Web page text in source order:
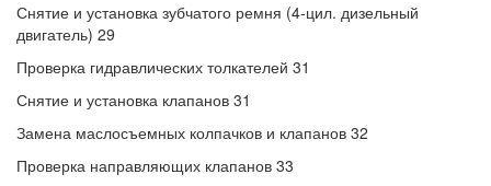
Снятие и установка зубчатого ремня (4-цил. дизельный
двигатель) 29
Проверка гидравлических толкателей 31
Снятие и установка клапанов 31
Замена маслосъемных колпачков и клапанов 32
Проверка направляющих клапанов 33